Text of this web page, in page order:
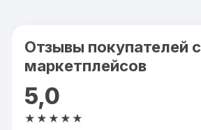
Отзывы покупателей с
маркетплейсов
5,0
★★★★★